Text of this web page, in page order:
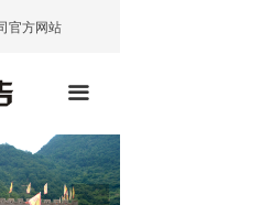
끀
官方网站